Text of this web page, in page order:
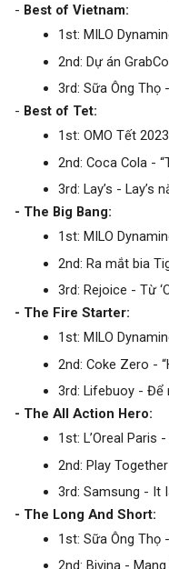
- Best of Vietnam:
1st: MILO
2nd: Dự án
3rd: Sữa Ông Thọ
- Best of Tet:
1st: OMO Tết
2nd: Coca Cola -
3rd: Lay’s - Lay’s
- The Big Bang:
1st: MILO
2nd: Ra mắt bia
3rd: Rejoice - Từ
- The Fire Starter:
1st: MILO
2nd: Coke Zero -
3rd: Lifebuoy - Để
- The All Action Hero:
1st: L’Oreal Paris
2nd: Play
3rd: Samsung - It
- The Long And Short:
1st: Sữa Ông Thọ